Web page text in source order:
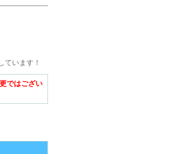
ています！
ではござい
覧